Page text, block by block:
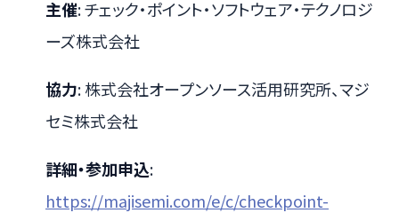
主催: チェック・ポイント・ソフトウェア・テクノロジ
ーズ株式会社
協力: 株式会社オープンソース活用研究所、マジ
セミ株式会社
詳細・参加申込:
https://majisemi.com/e/c/checkpoint-